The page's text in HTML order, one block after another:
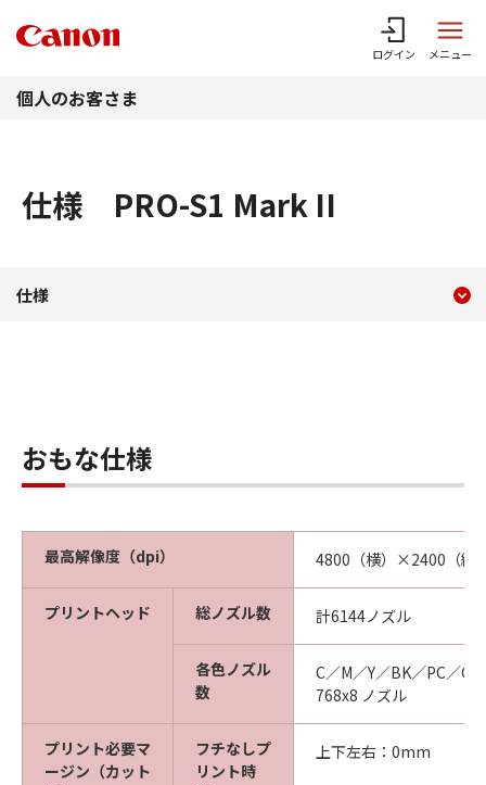
ログイン メニュー
個人のお客さま
仕様 PRO-S1 Mark II
仕様
おもな仕様
最高解像度（dpi） 4800（横）×2400（縦
プリントヘッド 総ノズル数 計6144ノズル
各色ノズル
数
C／M／Y／BK／PC／GY
768x8 ノズル
プリント必要マ
ージン（カット
フチなしプ
リント時
上下左右：0mm